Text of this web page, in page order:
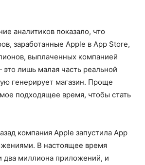
аналитиков показало, что
заработанные Apple в App Store,
выплаченных компанией
лишь малая часть реальной
генерирует магазин. Проще
подходящее время, чтобы стать
компания Apple запустила App
В настоящее время
два миллиона приложений, и